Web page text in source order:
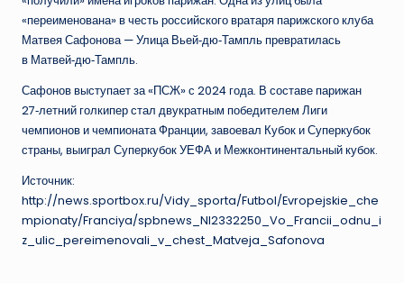
«переименована» в честь российского вратаря парижского клуба
Матвея Сафонова — Улица Вьей‑дю‑Тампль превратилась
в Матвей‑дю‑Тампль.
Сафонов выступает за «ПСЖ» с 2024 года. В составе парижан
27‑летний голкипер стал двукратным победителем Лиги
чемпионов и чемпионата Франции, завоевал Кубок и Суперкубок
страны, выиграл Суперкубок УЕФА и Межконтинентальный кубок.
Источник:
http://news.sportbox.ru/Vidy_sporta/Futbol/Evropejskie_che
mpionaty/Franciya/spbnews_NI2332250_Vo_Francii_odnu_i
z_ulic_pereimenovali_v_chest_Matveja_Safonova